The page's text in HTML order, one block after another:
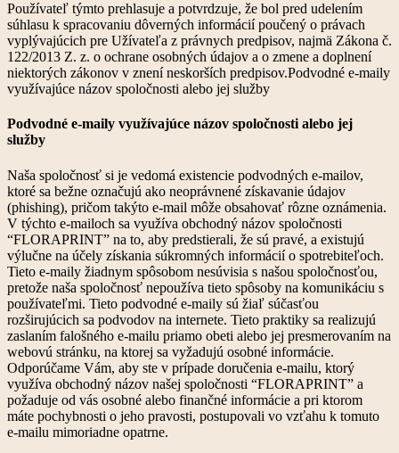
Používateľ týmto prehlasuje a potvrdzuje, že bol pred udelením
súhlasu k spracovaniu dôverných informácií poučený o právach
vyplývajúcich pre Užívateľa z právnych predpisov, najmä Zákona č.
122/2013 Z. z. o ochrane osobných údajov a o zmene a doplnení
niektorých zákonov v znení neskorších predpisov.Podvodné e-maily
využívajúce názov spoločnosti alebo jej služby
Podvodné e-maily využívajúce názov spoločnosti alebo jej
služby
Naša spoločnosť si je vedomá existencie podvodných e-mailov,
ktoré sa bežne označujú ako neoprávnené získavanie údajov
(phishing), pričom takýto e-mail môže obsahovať rôzne oznámenia.
V týchto e-mailoch sa využíva obchodný názov spoločnosti
“FLORAPRINT” na to, aby predstierali, že sú pravé, a existujú
výlučne na účely získania súkromných informácií o spotrebiteľoch.
Tieto e-maily žiadnym spôsobom nesúvisia s našou spoločnosťou,
pretože naša spoločnosť nepoužíva tieto spôsoby na komunikáciu s
používateľmi. Tieto podvodné e-maily sú žiaľ súčasťou
rozširujúcich sa podvodov na internete. Tieto praktiky sa realizujú
zaslaním falošného e-mailu priamo obeti alebo jej presmerovaním na
webovú stránku, na ktorej sa vyžadujú osobné informácie.
Odporúčame Vám, aby ste v prípade doručenia e-mailu, ktorý
využíva obchodný názov našej spoločnosti “FLORAPRINT” a
požaduje od vás osobné alebo finančné informácie a pri ktorom
máte pochybnosti o jeho pravosti, postupovali vo vzťahu k tomuto
e-mailu mimoriadne opatrne.